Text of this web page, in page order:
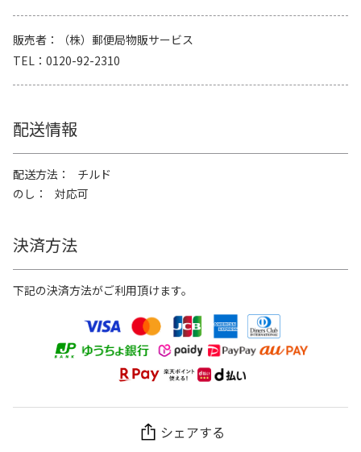
販売者
（株）郵便局物販サービス
TEL
0120-92-2310
配送情報
配送方法
チルド
のし
対応可
決済方法
下記の決済方法がご利用頂けます。
シェアする